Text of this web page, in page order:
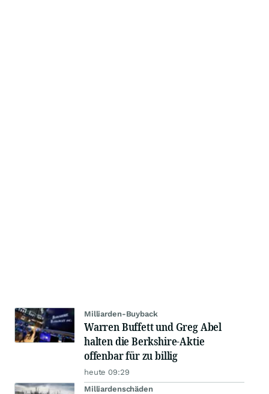
Milliarden-Buyback
Warren Buffett und Greg Abel
halten die Berkshire-Aktie
offenbar für zu billig
heute 09:29
Milliardenschäden